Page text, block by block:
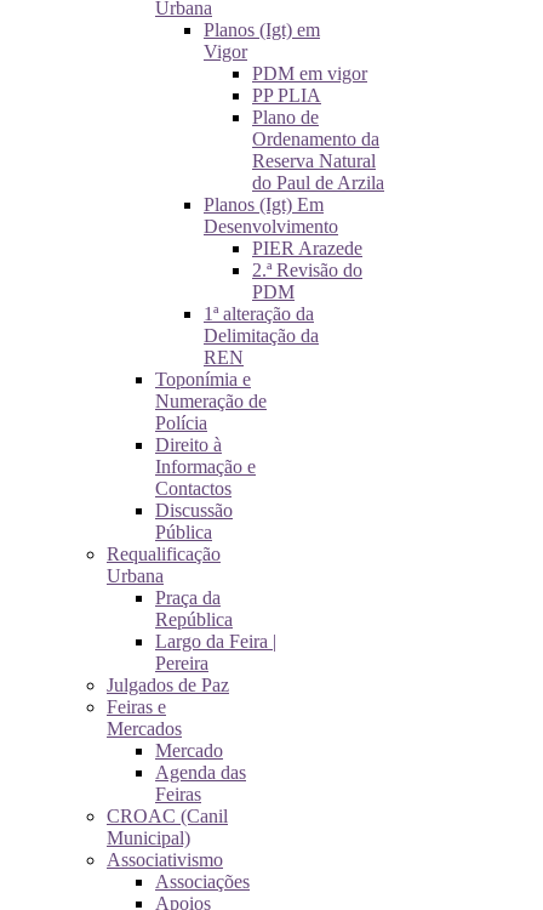
Urbana
Planos (Igt) em
Vigor
PDM em vigor
PP PLIA
Plano de
Ordenamento da
Reserva Natural
do Paul de Arzila
Planos (Igt) Em
Desenvolvimento
PIER Arazede
2.ª Revisão do
PDM
1ª alteração da
Delimitação da
REN
Toponímia e
Numeração de
Polícia
Direito à
Informação e
Contactos
Discussão
Pública
Requalificação
Urbana
Praça da
República
Largo da Feira |
Pereira
Julgados de Paz
Feiras e
Mercados
Mercado
Agenda das
Feiras
CROAC (Canil
Municipal)
Associativismo
Associações
Apoios